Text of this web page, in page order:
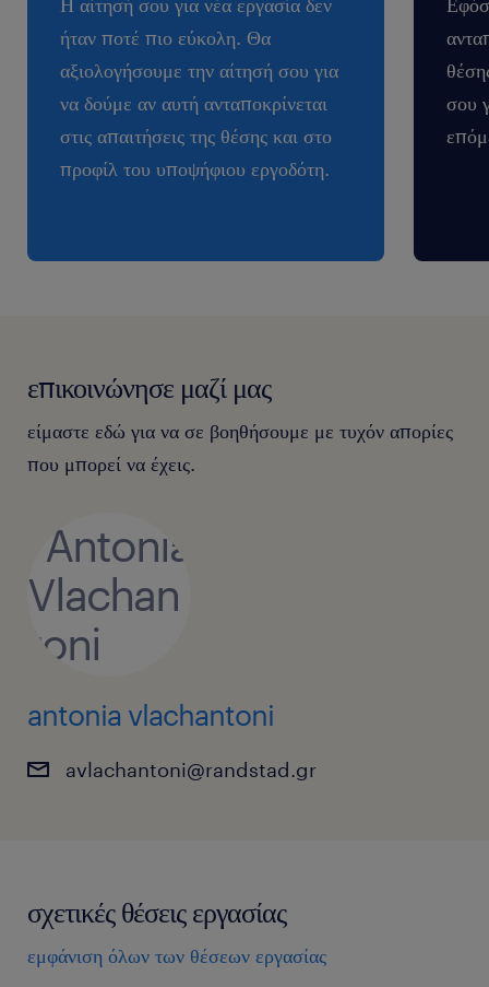
ήταν ποτέ πιο εύκολη. Θα
αξιολογήσουμε την αίτησή σου για
να δούμε αν αυτή ανταποκρίνεται
στις απαιτήσεις της θέσης και στο
προφίλ του υποψήφιου εργοδότη.
σου
επικοινώνησε μαζί μας
είμαστε εδώ για να σε βοηθήσουμε με τυχόν απορίες
που μπορεί να έχεις.
antonia vlachantoni
avlachantoni@randstad.gr
σχετικές θέσεις εργασίας
εμφάνιση όλων των θέσεων εργασίας